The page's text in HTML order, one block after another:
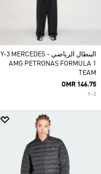
البنطال الرياضي Y-3 MERCEDES -
AMG PETRONAS FORMULA 1
TEAM
OMR 146.75
Y-3